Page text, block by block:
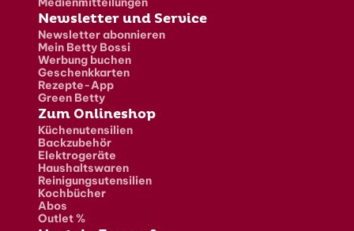
Newsletter und Service
Newsletter abonnieren
Mein Betty Bossi
Werbung buchen
Geschenkkarten
Rezepte-App
Green Betty
Zum Onlineshop
Küchenutensilien
Backzubehör
Elektrogeräte
Haushaltswaren
Reinigungsutensilien
Kochbücher
Abos
Outlet %